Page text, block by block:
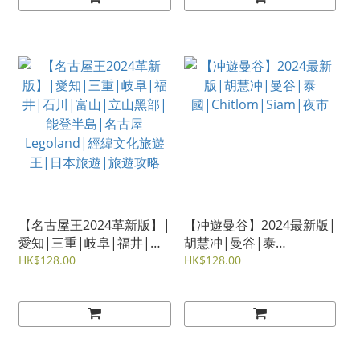
【名古屋王2024革新版】|
愛知|三重|岐阜|福井|石
川|富山|立山黑部|能登半
HK$128.00
【冲遊曼谷】2024最新版|
胡慧冲|曼谷|泰
國|Chitlom|Siam|夜市
HK$128.00